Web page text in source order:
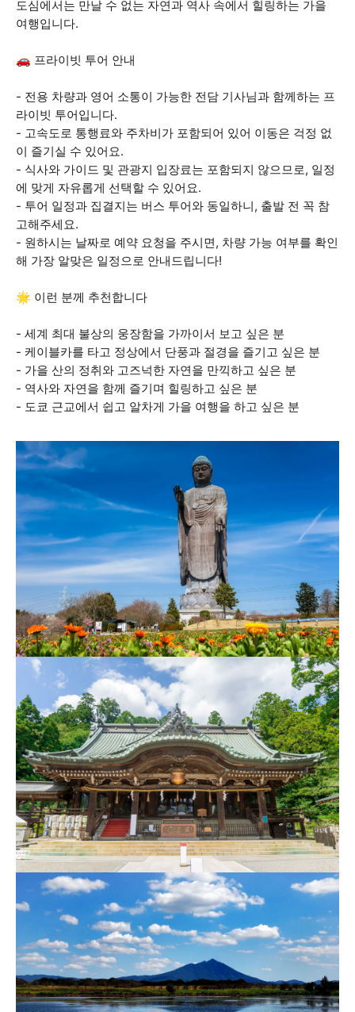
도심에서는 만날 수 없는 자연과 역사 속에서 힐링하는 가을
여행입니다.
🚗 프라이빗 투어 안내
- 전용 차량과 영어 소통이 가능한 전담 기사님과 함께하는 프
라이빗 투어입니다.
- 고속도로 통행료와 주차비가 포함되어 있어 이동은 걱정 없
이 즐기실 수 있어요.
- 식사와 가이드 및 관광지 입장료는 포함되지 않으므로, 일정
에 맞게 자유롭게 선택할 수 있어요.
- 투어 일정과 집결지는 버스 투어와 동일하니, 출발 전 꼭 참
고해주세요.
- 원하시는 날짜로 예약 요청을 주시면, 차량 가능 여부를 확인
해 가장 알맞은 일정으로 안내드립니다!
🌟 이런 분께 추천합니다
- 세계 최대 불상의 웅장함을 가까이서 보고 싶은 분
- 케이블카를 타고 정상에서 단풍과 절경을 즐기고 싶은 분
- 가을 산의 정취와 고즈넉한 자연을 만끽하고 싶은 분
- 역사와 자연을 함께 즐기며 힐링하고 싶은 분
- 도쿄 근교에서 쉽고 알차게 가을 여행을 하고 싶은 분